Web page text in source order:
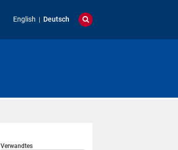
English Deutsch
Verwandtes